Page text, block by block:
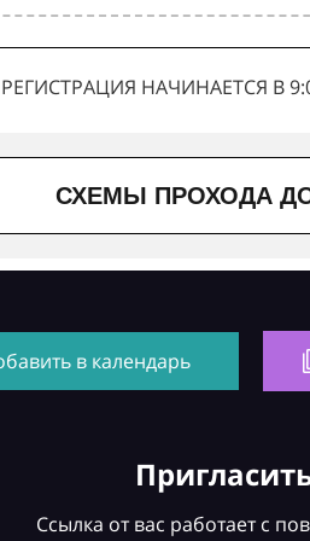
РЕГИСТРАЦИЯ НАЧИНАЕТСЯ В
СХЕМЫ ПРОХОДА
в календарь
Ссылка от вас работает с